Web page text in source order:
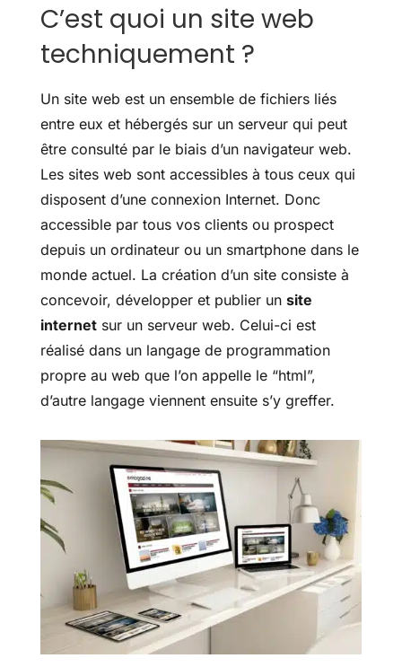
C’est quoi un site web
techniquement ?
Un site web est un ensemble de fichiers liés
entre eux et hébergés sur un serveur qui peut
être consulté par le biais d’un navigateur web.
Les sites web sont accessibles à tous ceux qui
disposent d’une connexion Internet. Donc
accessible par tous vos clients ou prospect
depuis un ordinateur ou un smartphone dans le
monde actuel. La création d’un site consiste à
concevoir, développer et publier un site
internetsur un serveur web. Celui-ci est
réalisé dans un langage de programmation
propre au web que l’on appelle le “html”,
d’autre langage viennent ensuite s’y greffer.